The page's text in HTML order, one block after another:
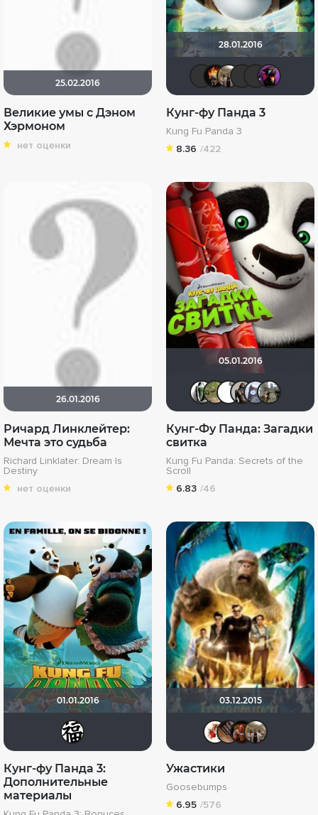
25.02.2016
Великие умы с Дэном
Хэрмоном
нет оценки
28.01.2016
Стас П.
Кунг-фу Панда 3
Kung Fu Panda 3
8.36 /422
26.01.2016
Ричард Линклейтер:
Мечта это судьба
Richard Linklater: Dream Is
Destiny
нет оценки
05.01.2016
Павел
Кунг-Фу Панда: Загадки
свитка
Kung Fu Panda: Secrets of the
Scroll
6.83 /46
01.01.2016
Кунг-фу Панда 3:
Дополнительные
материалы
03.12.2015
Ужастики
Goosebumps
6.95 /576